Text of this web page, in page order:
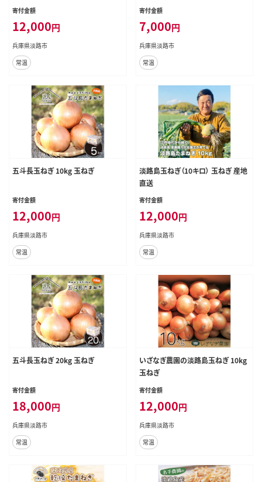
ぎ
寄付金額
12,000円
兵庫県淡路市
常温
寄付金額
7,000円
兵庫県淡路市
常温
五斗長玉ねぎ 10kg 玉ねぎ
寄付金額
12,000円
兵庫県淡路市
常温
淡路島玉ねぎ（10キロ） 玉ねぎ 産地
直送
寄付金額
12,000円
兵庫県淡路市
常温
五斗長玉ねぎ 20kg 玉ねぎ
寄付金額
18,000円
兵庫県淡路市
常温
いざなぎ農園の淡路島玉ねぎ 10kg
玉ねぎ
寄付金額
12,000円
兵庫県淡路市
常温